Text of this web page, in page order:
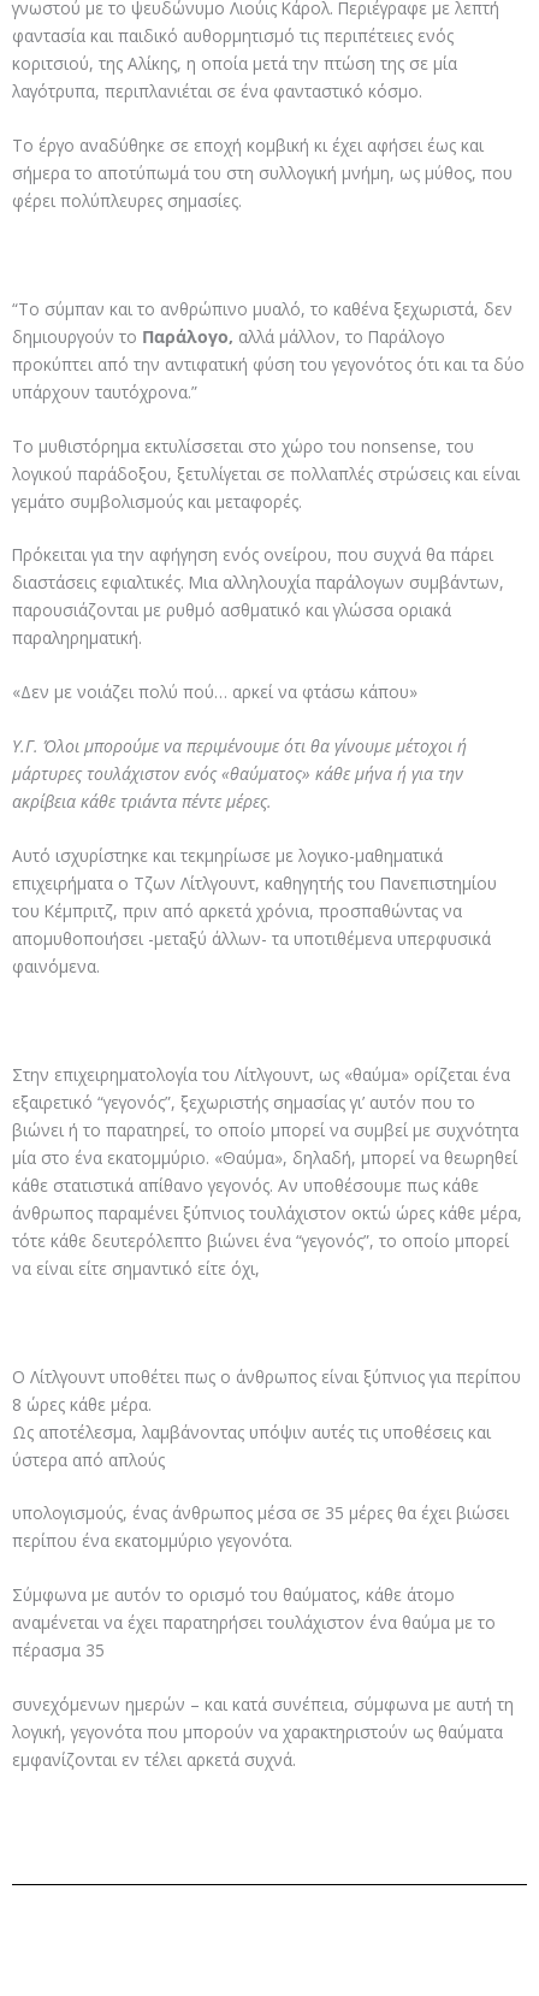
γνωστού με το ψευδώνυμο Λιούις Κάρολ. Περιέγραφε με λεπτή
φαντασία και παιδικό αυθορμητισμό τις περιπέτειες ενός
κοριτσιού, της Αλίκης, η οποία μετά την πτώση της σε μία
λαγότρυπα, περιπλανιέται σε ένα φανταστικό κόσμο.
Το έργο αναδύθηκε σε εποχή κομβική κι έχει αφήσει έως και
σήμερα το αποτύπωμά του στη συλλογική μνήμη, ως μύθος, που
φέρει πολύπλευρες σημασίες.
“Το σύμπαν και το ανθρώπινο μυαλό, το καθένα ξεχωριστά, δεν
δημιουργούν το Παράλογο, αλλά μάλλον, το Παράλογο
προκύπτει από την αντιφατική φύση του γεγονότος ότι και τα δύο
υπάρχουν ταυτόχρονα.”
Το μυθιστόρημα εκτυλίσσεται στο χώρο του nonsense, του
λογικού παράδοξου, ξετυλίγεται σε πολλαπλές στρώσεις και είναι
γεμάτο συμβολισμούς και μεταφορές.
Πρόκειται για την αφήγηση ενός ονείρου, που συχνά θα πάρει
διαστάσεις εφιαλτικές. Μια αλληλουχία παράλογων συμβάντων,
παρουσιάζονται με ρυθμό ασθματικό και γλώσσα οριακά
παραληρηματική.
«Δεν με νοιάζει πολύ πού… αρκεί να φτάσω κάπου»
Υ.Γ. Όλοι μπορούμε να περιμένουμε ότι θα γίνουμε μέτοχοι ή
μάρτυρες τουλάχιστον ενός «θαύματος» κάθε μήνα ή για την
ακρίβεια κάθε τριάντα πέντε μέρες.
Αυτό ισχυρίστηκε και τεκμηρίωσε με λογικο-μαθηματικά
επιχειρήματα ο Τζων Λίτλγουντ, καθηγητής του Πανεπιστημίου
του Κέμπριτζ, πριν από αρκετά χρόνια, προσπαθώντας να
απομυθοποιήσει -μεταξύ άλλων- τα υποτιθέμενα υπερφυσικά
φαινόμενα.
Στην επιχειρηματολογία του Λίτλγουντ, ως «θαύμα» ορίζεται ένα
εξαιρετικό “γεγονός”, ξεχωριστής σημασίας γι’ αυτόν που το
βιώνει ή το παρατηρεί, το οποίο μπορεί να συμβεί με συχνότητα
μία στο ένα εκατομμύριο. «Θαύμα», δηλαδή, μπορεί να θεωρηθεί
κάθε στατιστικά απίθανο γεγονός. Αν υποθέσουμε πως κάθε
άνθρωπος παραμένει ξύπνιος τουλάχιστον οκτώ ώρες κάθε μέρα,
τότε κάθε δευτερόλεπτο βιώνει ένα “γεγονός”, το οποίο μπορεί
να είναι είτε σημαντικό είτε όχι,
Ο Λίτλγουντ υποθέτει πως ο άνθρωπος είναι ξύπνιος για περίπου
8 ώρες κάθε μέρα.
Ως αποτέλεσμα, λαμβάνοντας υπόψιν αυτές τις υποθέσεις και
ύστερα από απλούς
υπολογισμούς, ένας άνθρωπος μέσα σε 35 μέρες θα έχει βιώσει
περίπου ένα εκατομμύριο γεγονότα.
Σύμφωνα με αυτόν το ορισμό του θαύματος, κάθε άτομο
αναμένεται να έχει παρατηρήσει τουλάχιστον ένα θαύμα με το
πέρασμα 35
συνεχόμενων ημερών – και κατά συνέπεια, σύμφωνα με αυτή τη
λογική, γεγονότα που μπορούν να χαρακτηριστούν ως θαύματα
εμφανίζονται εν τέλει αρκετά συχνά.